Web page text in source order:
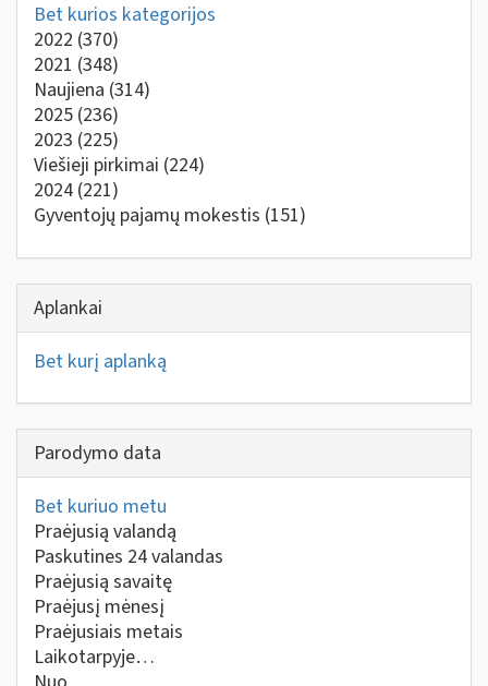
Bet kurios kategorijos
2022 (370)
2021 (348)
Naujiena (314)
2025 (236)
2023 (225)
Viešieji pirkimai (224)
2024 (221)
Gyventojų pajamų mokestis (151)
Aplankai
Bet kurį aplanką
Parodymo data
Bet kuriuo metu
Praėjusią valandą
Paskutines 24 valandas
Praėjusią savaitę
Praėjusį mėnesį
Praėjusiais metais
Laikotarpyje…